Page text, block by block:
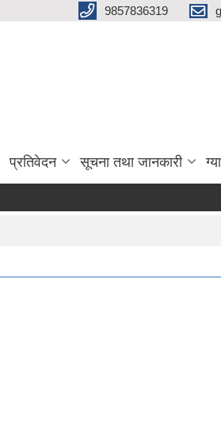
9857836319
प्रतिवेदन सूचना तथा जानकारी